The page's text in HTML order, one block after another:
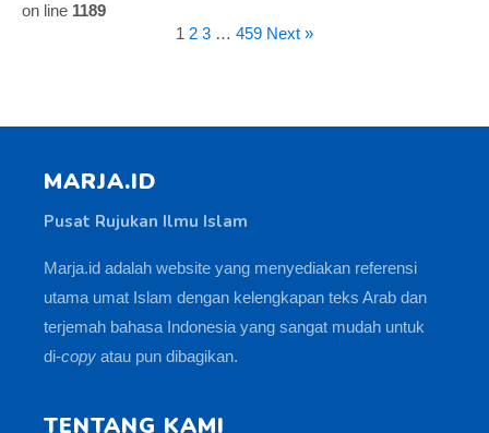
on line 1189
1 2 3 … 459 Next »
MARJA.ID
Pusat Rujukan Ilmu Islam
Marja.id adalah website yang menyediakan referensi
utama umat Islam dengan kelengkapan teks Arab dan
terjemah bahasa Indonesia yang sangat mudah untuk
di-copy atau pun dibagikan.
TENTANG KAMI